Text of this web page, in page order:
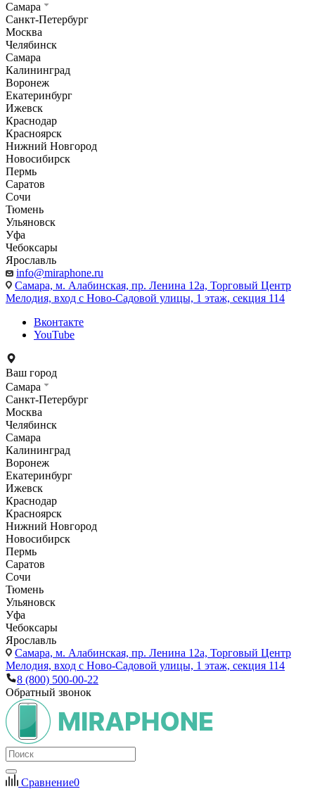
Самара
Санкт-Петербург
Москва
Челябинск
Самара
Калининград
Воронеж
Екатеринбург
Ижевск
Краснодар
Красноярск
Нижний Новгород
Новосибирск
Пермь
Саратов
Сочи
Тюмень
Ульяновск
Уфа
Чебоксары
Ярославль
info@miraphone.ru
Самара, м. Алабинская, пр. Ленина 12а, Торговый Центр
Мелодия, вход с Ново-Садовой улицы, 1 этаж, секция 114
Вконтакте
YouTube
Ваш город
Самара
Санкт-Петербург
Москва
Челябинск
Самара
Калининград
Воронеж
Екатеринбург
Ижевск
Краснодар
Красноярск
Нижний Новгород
Новосибирск
Пермь
Саратов
Сочи
Тюмень
Ульяновск
Уфа
Чебоксары
Ярославль
Самара, м. Алабинская, пр. Ленина 12а, Торговый Центр
Мелодия, вход с Ново-Садовой улицы, 1 этаж, секция 114
8 (800) 500-00-22
Обратный звонок
Сравнение0